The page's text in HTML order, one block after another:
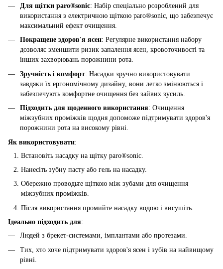
Для щітки paro®sonic: Набір спеціально розроблений для
використання з електричною щіткою paro®sonic, що забезпечує
максимальний ефект очищення.
Покращене здоров'я ясен: Регулярне використання набору
дозволяє зменшити ризик запалення ясен, кровоточивості та
інших захворювань порожнини рота.
Зручність і комфорт: Насадки зручно використовувати
завдяки їх ергономічному дизайну, вони легко змінюються і
забезпечують комфортне очищення без зайвих зусиль.
Підходить для щоденного використання: Очищення
міжзубних проміжків щодня допоможе підтримувати здоров'я
порожнини рота на високому рівні.
Як використовувати:
Встановіть насадку на щітку paro®sonic.
Нанесіть зубну пасту або гель на насадку.
Обережно проводьте щіткою між зубами для очищення
міжзубних проміжків.
Після використання промийте насадку водою і висушіть.
Ідеально підходить для:
Людей з брекет-системами, імплантами або протезами.
Тих, хто хоче підтримувати здоров'я ясен і зубів на найвищому
рівні.